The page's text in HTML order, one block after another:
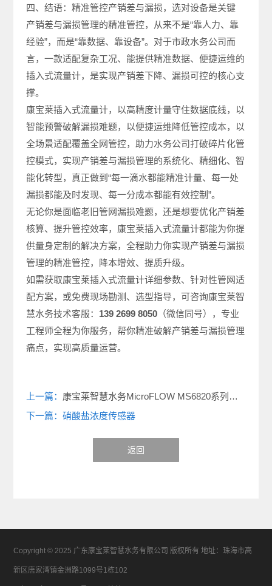
四、结语：精准管控产销差与漏损，选对设备是关键
产销差与漏损管理的精准管控，从来不是“靠人力、靠
经验”，而是“靠数据、靠设备”。对于市政水务公司而
言，一款适配复杂工况、能提供精准数据、便捷运维的
插入式流量计，是实现产销差下降、漏损可控的核心支
撑。
康宝莱插入式流量计，以高精度计量守住数据底线，以
智能预警破解漏损难题，以便捷运维降低管控成本，以
全场景适配覆盖全网管控，助力水务公司打破碎片化管
控模式，实现产销差与漏损管理的系统化、精细化、智
能化转型，真正做到“每一滴水都能精准计量、每一处
漏损都能及时发现、每一分成本都能有效控制”。
无论你是面临老旧管网漏损难题，还是想要优化产销差
核算、提升管控效率，康宝莱插入式流量计都能为你提
供量身定制的解决方案，全程助力你实现产销差与漏损
管理的精准管控，降本增效、提质升级。
如需获取康宝莱插入式流量计详细参数、针对性管网适
配方案，或免费现场勘测、选型指导，可咨询康宝莱智
慧水务​技术客服： 139 2699 8050（微信同号），专业
工程师全程为你服务，帮你精准破解产销差与漏损管理
痛点，实现高质量运营。
上一篇： 康宝莱智慧水务MicroFLOW MS6820系列不停水插入式污水电磁流量计：市政水务产销差降低的核心解决方案
下一篇：硝酸盐浓度传感器
返回
Copyright © 2025 广东康宝莱智慧水务有限公司 版权所有 地址：珠海市高
新区唐家湾镇金洲路1099号1栋102